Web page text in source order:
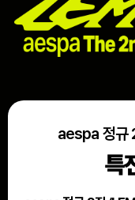
aespa 정규
특